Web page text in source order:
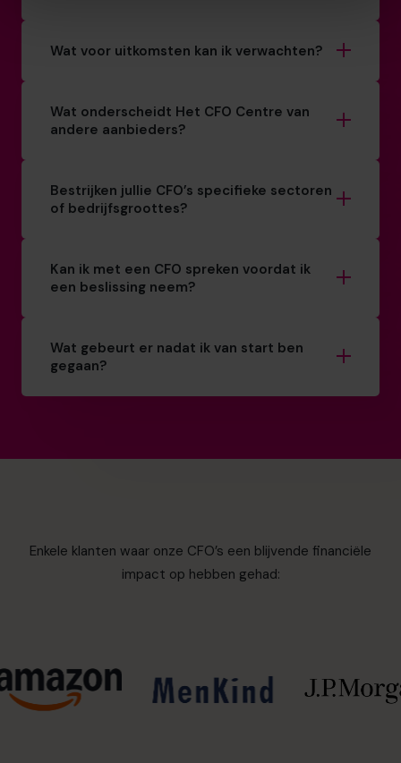
Wat voor uitkomsten kan ik verwachten?
Wat onderscheidt Het CFO Centre van
andere aanbieders?
Bestrijken jullie CFO’s specifieke sectoren
of bedrijfsgroottes?
Kan ik met een CFO spreken voordat ik
een beslissing neem?
Wat gebeurt er nadat ik van start ben
gegaan?
Enkele klanten waar onze CFO’s een blijvende financiële
impact op hebben gehad: